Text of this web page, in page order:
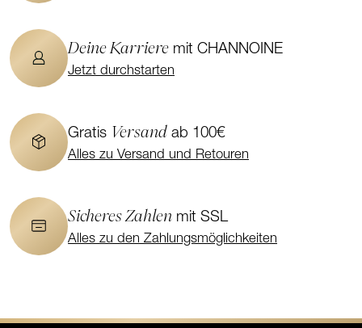
Deine Karriere mit CHANNOINE
Jetzt durchstarten
Gratis Versand ab 100€
Alles zu Versand und Retouren
Sicheres Zahlen mit SSL
Alles zu den Zahlungsmöglichkeiten